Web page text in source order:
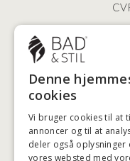
2100
Denne
cookies
Vi bruger cookies til at
annoncer og til at
deler også oplysninger
vores websted med